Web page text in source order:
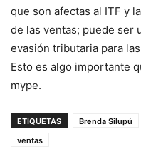
que son afectas al ITF y
de las ventas; puede ser
evasión tributaria para
Esto es algo importante
mype.
ETIQUETAS Brenda Silupú
ventas